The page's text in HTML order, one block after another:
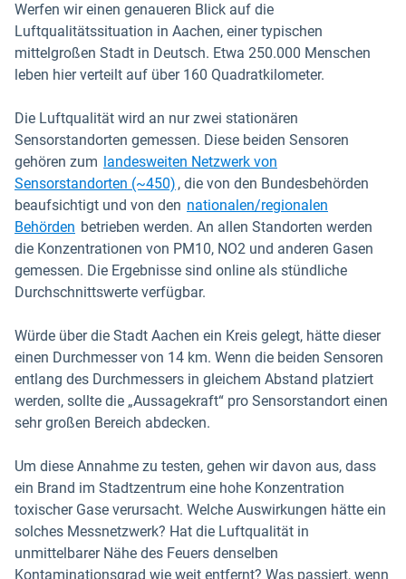
Werfen wir einen genaueren Blick auf die
Luftqualitätssituation in Aachen, einer typischen
mittelgroßen Stadt in Deutsch. Etwa 250.000 Menschen
leben hier verteilt auf über 160 Quadratkilometer.
Die Luftqualität wird an nur zwei stationären
Sensorstandorten gemessen. Diese beiden Sensoren
gehören zum landesweiten Netzwerk von
Sensorstandorten (~450) In neuem Fenster öffnen
, die von den Bundesbehörden
beaufsichtigt und von den nationalen/regionalen
Behörden In neuem Fenster öffnen
betrieben werden. An allen Standorten werden
die Konzentrationen von PM10, NO2 und anderen Gasen
gemessen. Die Ergebnisse sind online als stündliche
Durchschnittswerte verfügbar.
Würde über die Stadt Aachen ein Kreis gelegt, hätte dieser
einen Durchmesser von 14 km. Wenn die beiden Sensoren
entlang des Durchmessers in gleichem Abstand platziert
werden, sollte die „Aussagekraft“ pro Sensorstandort einen
sehr großen Bereich abdecken.
Um diese Annahme zu testen, gehen wir davon aus, dass
ein Brand im Stadtzentrum eine hohe Konzentration
toxischer Gase verursacht. Welche Auswirkungen hätte ein
solches Messnetzwerk? Hat die Luftqualität in
unmittelbarer Nähe des Feuers denselben
Kontaminationsgrad wie weit entfernt? Was passiert, wenn